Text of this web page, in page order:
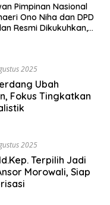
Pimpinan Nasional
Ono Niha dan DPD
Resmi Dikukuhkan,
2025
Ubah
Fokus Tingkatkan
2025
Terpilih Jadi
Morowali, Siap